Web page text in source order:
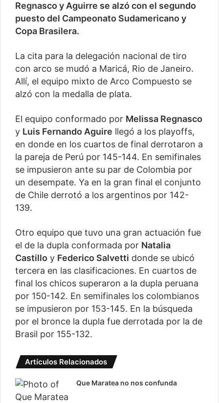
Regnasco y Aguirre se alzó con el segundo
puesto del Campeonato Sudamericano y
Copa Brasilera.
La cita para la delegación nacional de tiro
con arco se mudó a Maricá, Rio de Janeiro.
Allí, el equipo mixto de Arco Compuesto se
alzó con la medalla de plata.
El equipo conformado por Melissa Regnasco
y Luis Fernando Aguire llegó a los playoffs,
en donde en los cuartos de final derrotaron a
la pareja de Perú por 145-144. En semifinales
se impusieron ante su par de Colombia por
un desempate. Ya en la gran final el conjunto
de Chile derrotó a los argentinos por 142-
139.
Otro equipo que tuvo una gran actuación fue
el de la dupla conformada por Natalia
Castillo y Federico Salvetti donde se ubicó
tercera en las clasificaciones. En cuartos de
final los chicos superaron a la dupla peruana
por 150-142. En semifinales los colombianos
se impusieron por 153-145. En la búsqueda
por el bronce la dupla fue derrotada por la de
Brasil por 155-132.
Artículos Relacionados
Que Maratea no nos confunda